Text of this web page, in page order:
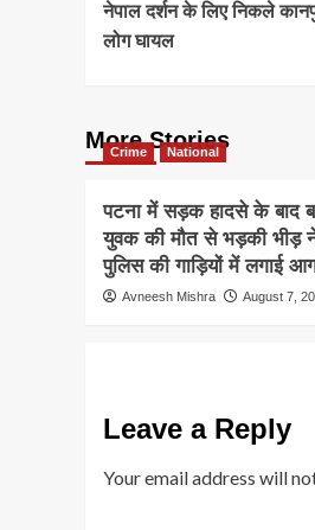
Navigation
नेपाल दर्शन के लिए निकले
लोग घायल
More Stories
Crime National
पटना में सड़क हादसे के बाद
युवक की मौत से भड़की भीड़
पुलिस की गाड़ियों में लगाई
Avneesh Mishra August 7,
Leave a Reply
Your email address will